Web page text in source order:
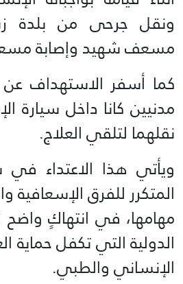
ونقل جرحى من بلدة
مسعف شهيد وإصابة
كما أسفر الاستهداف
مدنيين كانا داخل سيارة
نقلهما لتلقي العلاج.
ويأتي هذا الاعتداء
المتكرر للفرق الإسعافية
مهامها، في انتهاكٍ واضح
الدولية التي تكفل حماية
الإنساني والطبي.